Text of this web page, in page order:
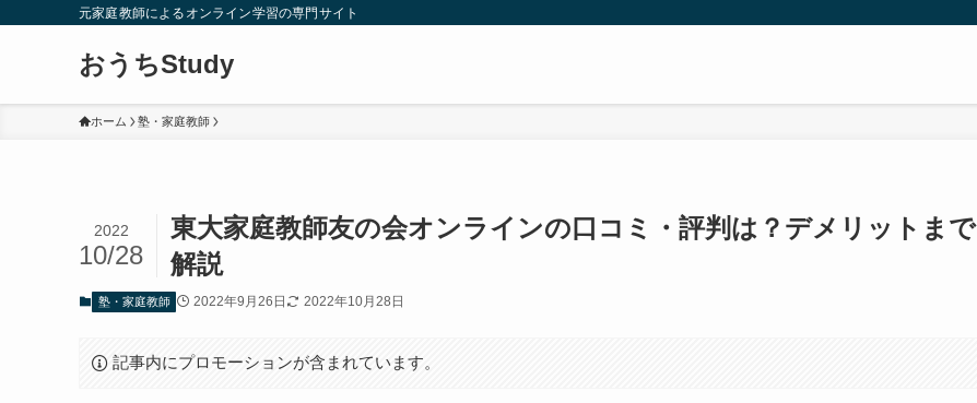
元家庭教師によるオンライン学習の専門サイト
おうちStudy
ホーム 塾・家庭教師
東大家庭教師友の会オンラインの口コミ・評判は？デメリットまで
解説
2022
10/28
塾・家庭教師 2022年9月26日 2022年10月28日
記事内にプロモーションが含まれています。